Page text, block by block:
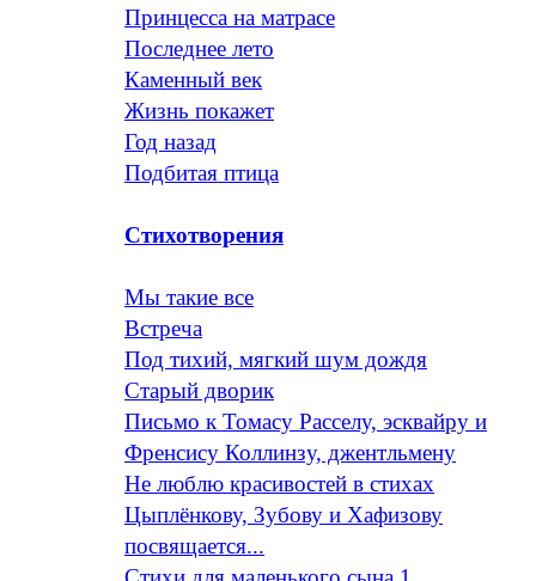
Принцесса на матрасе
Последнее лето
Каменный век
Жизнь покажет
Год назад
Подбитая птица
Стихотворения
Мы такие все
Встреча
Под тихий, мягкий шум дождя
Старый дворик
Письмо к Томасу Расселу, эсквайру и
Френсису Коллинзу, джентльмену
Не люблю красивостей в стихах
Цыплёнкову, Зубову и Хафизову
посвящается...